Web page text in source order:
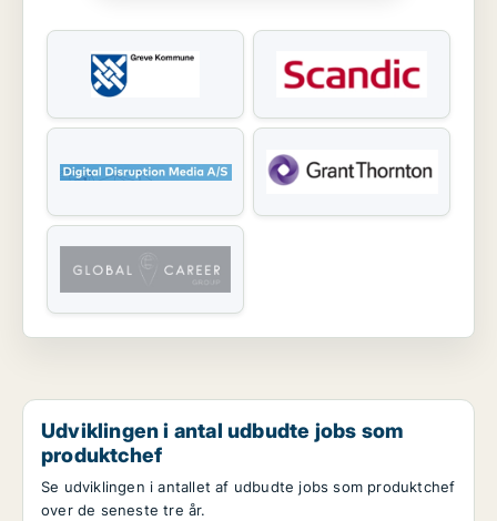
Udviklingen i antal udbudte jobs som
produktchef
Se udviklingen i antallet af udbudte jobs som produktchef
over de seneste tre år.